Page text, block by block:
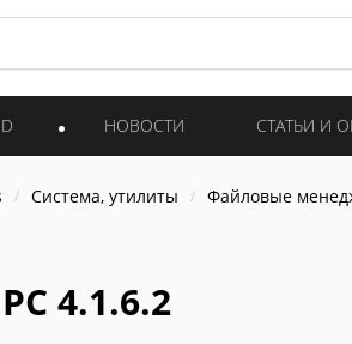
НОВОСТИ СТАТЬИ И
Система, утилиты Файловые
4.1.6.2